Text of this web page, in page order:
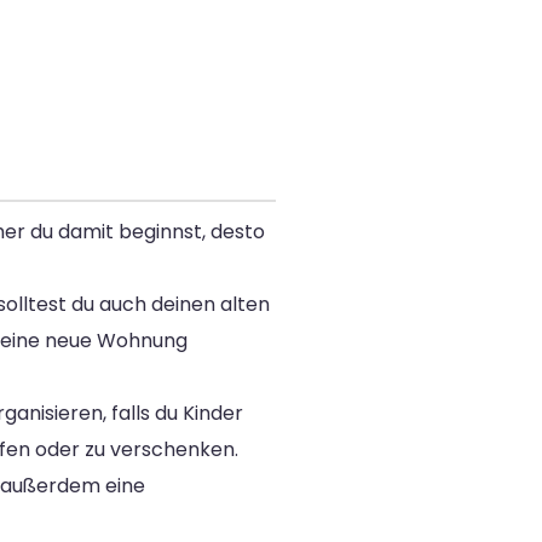
du damit beginnst, desto
du auch deinen alten
neue Wohnung
falls du Kinder
oder zu verschenken.
eine